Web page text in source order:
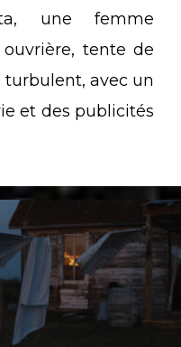
une femme
tente de
avec un
et des publicités